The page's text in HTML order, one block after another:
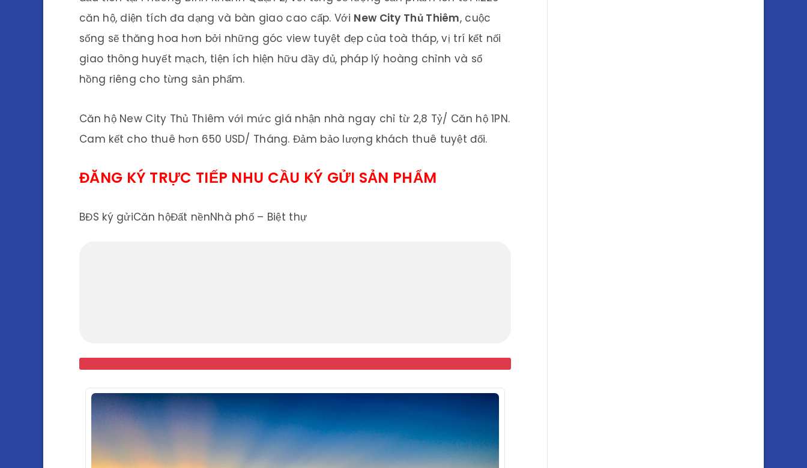
căn hộ, diện tích đa dạng và bàn giao cao cấp. Với New City Thủ Thiêm, cuộc
sống sẽ thăng hoa hơn bởi những góc view tuyệt đẹp của toà tháp, vị trí kết nối
giao thông huyết mạch, tiện ích hiện hữu đầy đủ, pháp lý hoàng chỉnh và sổ
hồng riêng cho từng sản phẩm.
Căn hộ New City Thủ Thiêm với mức giá nhận nhà ngay chỉ từ 2,8 Tỷ/ Căn hộ 1PN.
Cam kết cho thuê hơn 650 USD/ Tháng. Đảm bảo lượng khách thuê tuyệt đối.
ĐĂNG KÝ TRỰC TIẾP NHU CẦU KÝ GỬI SẢN PHẨM
BĐS ký gửiCăn hộĐất nềnNhà phố – Biệt thự